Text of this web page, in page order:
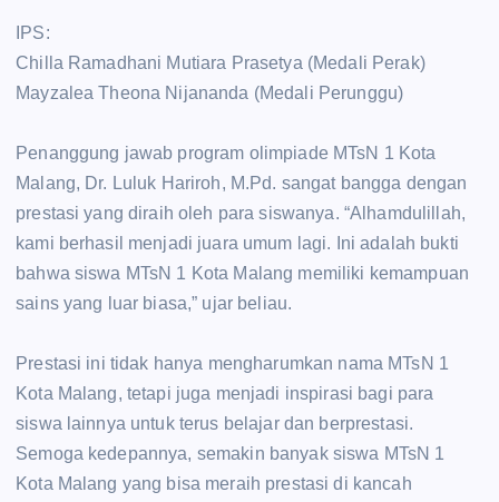
IPS:
Chilla Ramadhani Mutiara Prasetya (Medali Perak)
Mayzalea Theona Nijananda (Medali Perunggu)
Penanggung jawab program olimpiade MTsN 1 Kota
Malang, Dr. Luluk Hariroh, M.Pd. sangat bangga dengan
prestasi yang diraih oleh para siswanya. “Alhamdulillah,
kami berhasil menjadi juara umum lagi. Ini adalah bukti
bahwa siswa MTsN 1 Kota Malang memiliki kemampuan
sains yang luar biasa,” ujar beliau.
Prestasi ini tidak hanya mengharumkan nama MTsN 1
Kota Malang, tetapi juga menjadi inspirasi bagi para
siswa lainnya untuk terus belajar dan berprestasi.
Semoga kedepannya, semakin banyak siswa MTsN 1
Kota Malang yang bisa meraih prestasi di kancah